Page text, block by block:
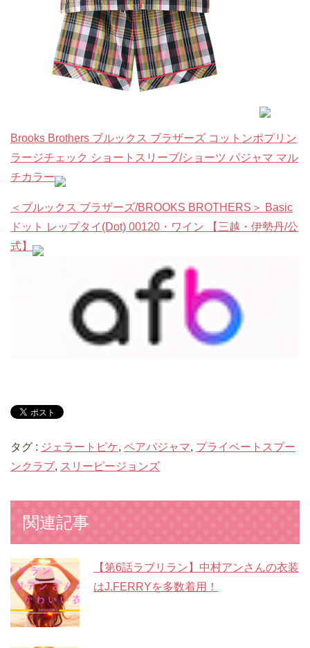
Brooks Brothers ブルックス ブラザーズ コットンポプリン
ラージチェック ショートスリーブ/ショーツ パジャマ マル
チカラー
＜ブルックス ブラザーズ/BROOKS BROTHERS＞ Basic
ドット レップタイ(Dot) 00120・ワイン 【三越・伊勢丹/公
式】
タグ : ジェラートピケ, ペアパジャマ, プライベートスプー
ンクラブ, スリーピージョンズ
関連記事
【第6話ラブリラン】中村アンさんの衣装
はJ.FERRYを多数着用！